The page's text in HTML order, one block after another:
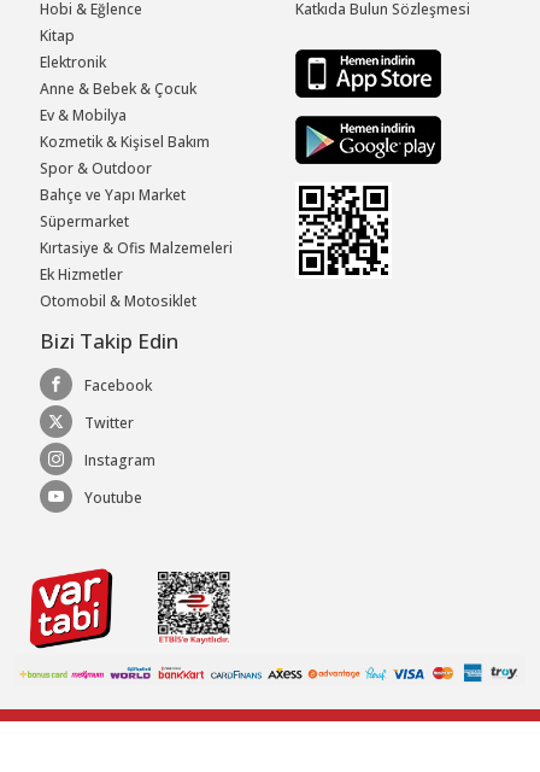
Hobi & Eğlence
Kitap
Elektronik
Anne & Bebek & Çocuk
Ev & Mobilya
Kozmetik & Kişisel Bakım
Spor & Outdoor
Bahçe ve Yapı Market
Süpermarket
Kırtasiye & Ofis Malzemeleri
Ek Hizmetler
Otomobil & Motosiklet
Katkıda Bulun Sözleşmesi
Bizi Takip Edin
Facebook
Twitter
Instagram
Youtube